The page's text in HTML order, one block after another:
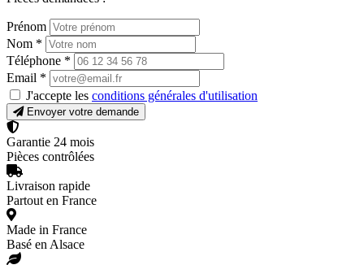
Prénom
Nom *
Téléphone *
Email *
J'accepte les conditions générales d'utilisation
Envoyer votre demande
Garantie 24 mois
Pièces contrôlées
Livraison rapide
Partout en France
Made in France
Basé en Alsace